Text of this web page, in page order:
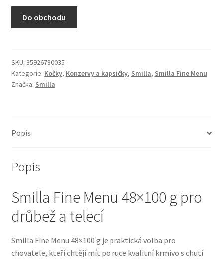
N&D Farmina pro kočky — Italské holistic krmivo
Pamlsky pro kočky
Purizon pro kočky
Veterinární dieta pro kočky
Vše pro psy — Krmivo, doplňky, vybavení
Boudy a výběhy
Bozita pro psy — Švédské krmivo s nordickou kvalitou
Do obchodu
SKU: 35926780035
Kategorie: Kočky, Konzervy a kapsičky, Smilla, Smilla Fine Menu
Značka: Smilla
Popis
Popis
Smilla Fine Menu 48×100 g pro
drůbež a telecí
Smilla Fine Menu 48×100 g je praktická volba pro
chovatele, kteří chtějí mít po ruce kvalitní krmivo s chutí